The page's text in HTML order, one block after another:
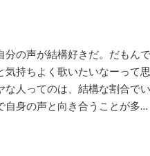
分の声が結構好きだ。だもん
気持ちよく歌いたいなーって
な人ってのは、結構な割合で
自身の声と向き合うことが多…